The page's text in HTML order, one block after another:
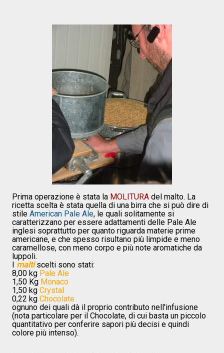
Prima operazione è stata la MOLITURA del malto. La
ricetta scelta è stata quella di una birra che si può dire di
stile American Pale Ale, le quali solitamente si
caratterizzano per essere adattamenti delle Pale Ale
inglesi soprattutto per quanto riguarda materie prime
americane, e che spesso risultano più limpide e meno
caramellose, con meno corpo e più note aromatiche da
luppoli.
I maltiscelti sono stati:
8,00 kg Pale Ale
1,50 Kg Monaco
1,50 kg Crystal
0,22 kg Chocolate
ognuno dei quali dà il proprio contributo nell'infusione
(nota particolare per il Chocolate, di cui basta un piccolo
quantitativo per conferire sapori più decisi e quindi
colore più intenso).